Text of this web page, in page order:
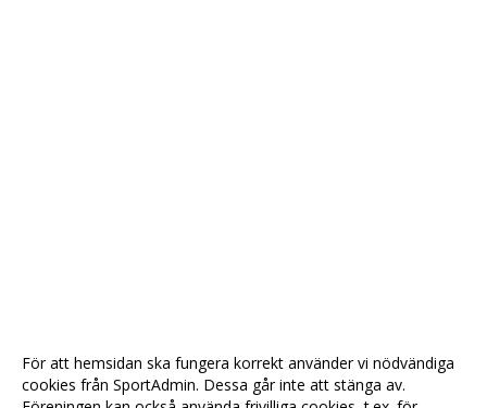
För att hemsidan ska fungera korrekt använder vi nödvändiga
cookies från SportAdmin. Dessa går inte att stänga av.